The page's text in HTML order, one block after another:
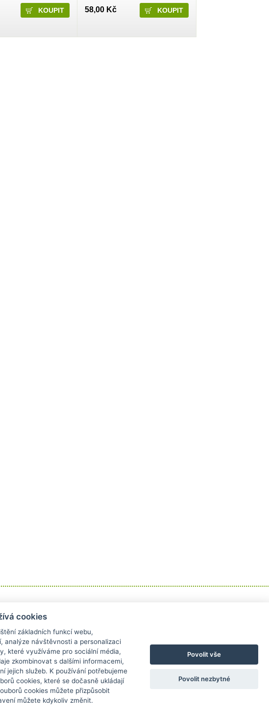
58,00 Kč
a platba
Odstoupení od kupní smlouvy
Ochrana osobních údajů
cookies
základních funkcí webu,
analýze návštěvnosti a personalizaci
které využíváme pro sociální média,
zkombinovat s dalšími informacemi,
jejich služeb. K používání potřebujeme
cookies, které se dočasně ukládají
cookies můžete přizpůsobit
můžete kdykoliv změnit.
Povolit vše
Povolit nezbytné